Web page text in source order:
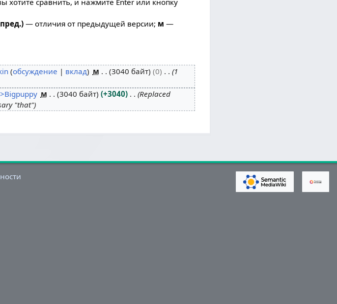
— отличия от предыдущей версии; м —
обсуждение вклад м 3040 байт 0
1
м 3040 байт +3040
Replaced
"that"